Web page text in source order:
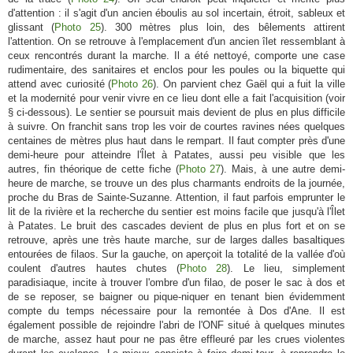
d'attention : il s'agit d'un ancien éboulis au sol incertain, étroit, sableux et
glissant (Photo 25). 300 mètres plus loin, des bêlements attirent
l'attention. On se retrouve à l'emplacement d'un ancien îlet ressemblant à
ceux rencontrés durant la marche. Il a été nettoyé, comporte une case
rudimentaire, des sanitaires et enclos pour les poules ou la biquette qui
attend avec curiosité (Photo 26). On parvient chez Gaël qui a fuit la ville
et la modernité pour venir vivre en ce lieu dont elle a fait l'acquisition (voir
§ ci-dessous). Le sentier se poursuit mais devient de plus en plus difficile
à suivre. On franchit sans trop les voir de courtes ravines nées quelques
centaines de mètres plus haut dans le rempart. Il faut compter près d'une
demi-heure pour atteindre l'Îlet à Patates, aussi peu visible que les
autres, fin théorique de cette fiche (Photo 27). Mais, à une autre demi-
heure de marche, se trouve un des plus charmants endroits de la journée,
proche du Bras de Sainte-Suzanne. Attention, il faut parfois emprunter le
lit de la rivière et la recherche du sentier est moins facile que jusqu'à l'Îlet
à Patates. Le bruit des cascades devient de plus en plus fort et on se
retrouve, après une très haute marche, sur de larges dalles basaltiques
entourées de filaos. Sur la gauche, on aperçoit la totalité de la vallée d'où
coulent d'autres hautes chutes (Photo 28). Le lieu, simplement
paradisiaque, incite à trouver l'ombre d'un filao, de poser le sac à dos et
de se reposer, se baigner ou pique-niquer en tenant bien évidemment
compte du temps nécessaire pour la remontée à Dos d'Ane. Il est
également possible de rejoindre l'abri de l'ONF situé à quelques minutes
de marche, assez haut pour ne pas être effleuré par les crues violentes